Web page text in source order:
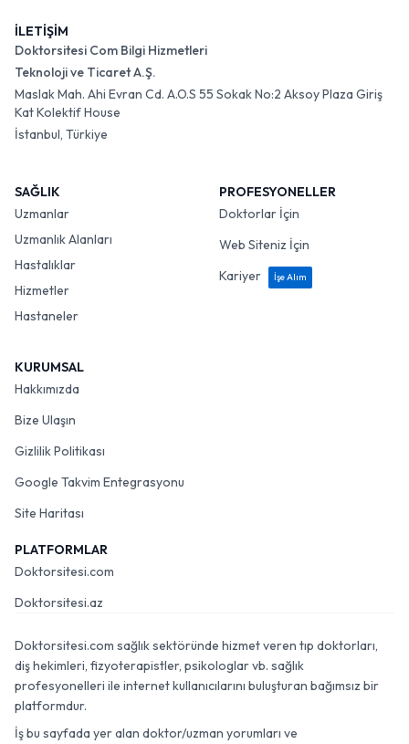
İLETİŞİM
Doktorsitesi Com Bilgi Hizmetleri
Teknoloji ve Ticaret A.Ş.
Maslak Mah. Ahi Evran Cd. A.O.S 55 Sokak No:2 Aksoy Plaza Giriş
Kat Kolektif House
İstanbul, Türkiye
SAĞLIK
Uzmanlar
Uzmanlık Alanları
Hastalıklar
Hizmetler
Hastaneler
PROFESYONELLER
Doktorlar İçin
Web Siteniz İçin
Kariyer
İşe Alım
KURUMSAL
Hakkımızda
Bize Ulaşın
Gizlilik Politikası
Google Takvim Entegrasyonu
Site Haritası
PLATFORMLAR
Doktorsitesi.com
Doktorsitesi.az
Doktorsitesi.com sağlık sektöründe hizmet veren tıp doktorları,
diş hekimleri, fizyoterapistler, psikologlar vb. sağlık
profesyonelleri ile internet kullanıcılarını buluşturan bağımsız bir
platformdur.
İş bu sayfada yer alan doktor/uzman yorumları ve